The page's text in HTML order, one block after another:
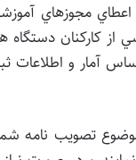
مجوزهاي
کارکنان دستگاه
آمار و اطلاعات
تصويب نامه